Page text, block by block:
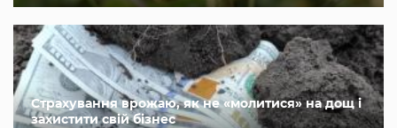
Страхування врожаю, як не «молитися» на дощ і
захистити свій бізнес